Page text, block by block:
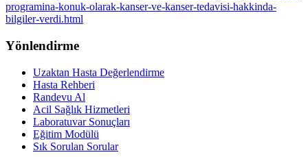
programina-konuk-olarak-kanser-ve-kanser-tedavisi-hakkinda-
bilgiler-verdi.html
Yönlendirme
Uzaktan Hasta Değerlendirme
Hasta Rehberi
Randevu Al
Acil Sağlık Hizmetleri
Laboratuvar Sonuçları
Eğitim Modülü
Sık Sorulan Sorular